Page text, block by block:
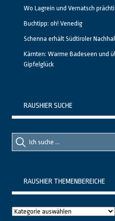
Wo Lagrein und Vernatsch
Buchtipp: oh! Venedig
Schenna erhält Südtiroler
Kärnten: Warme Badeseen und
Gipfelglück
RAUSHIER SUCHE
Suche
nach::
Suche
nach:
RAUSHIER THEMENBEREICHE
Raushier